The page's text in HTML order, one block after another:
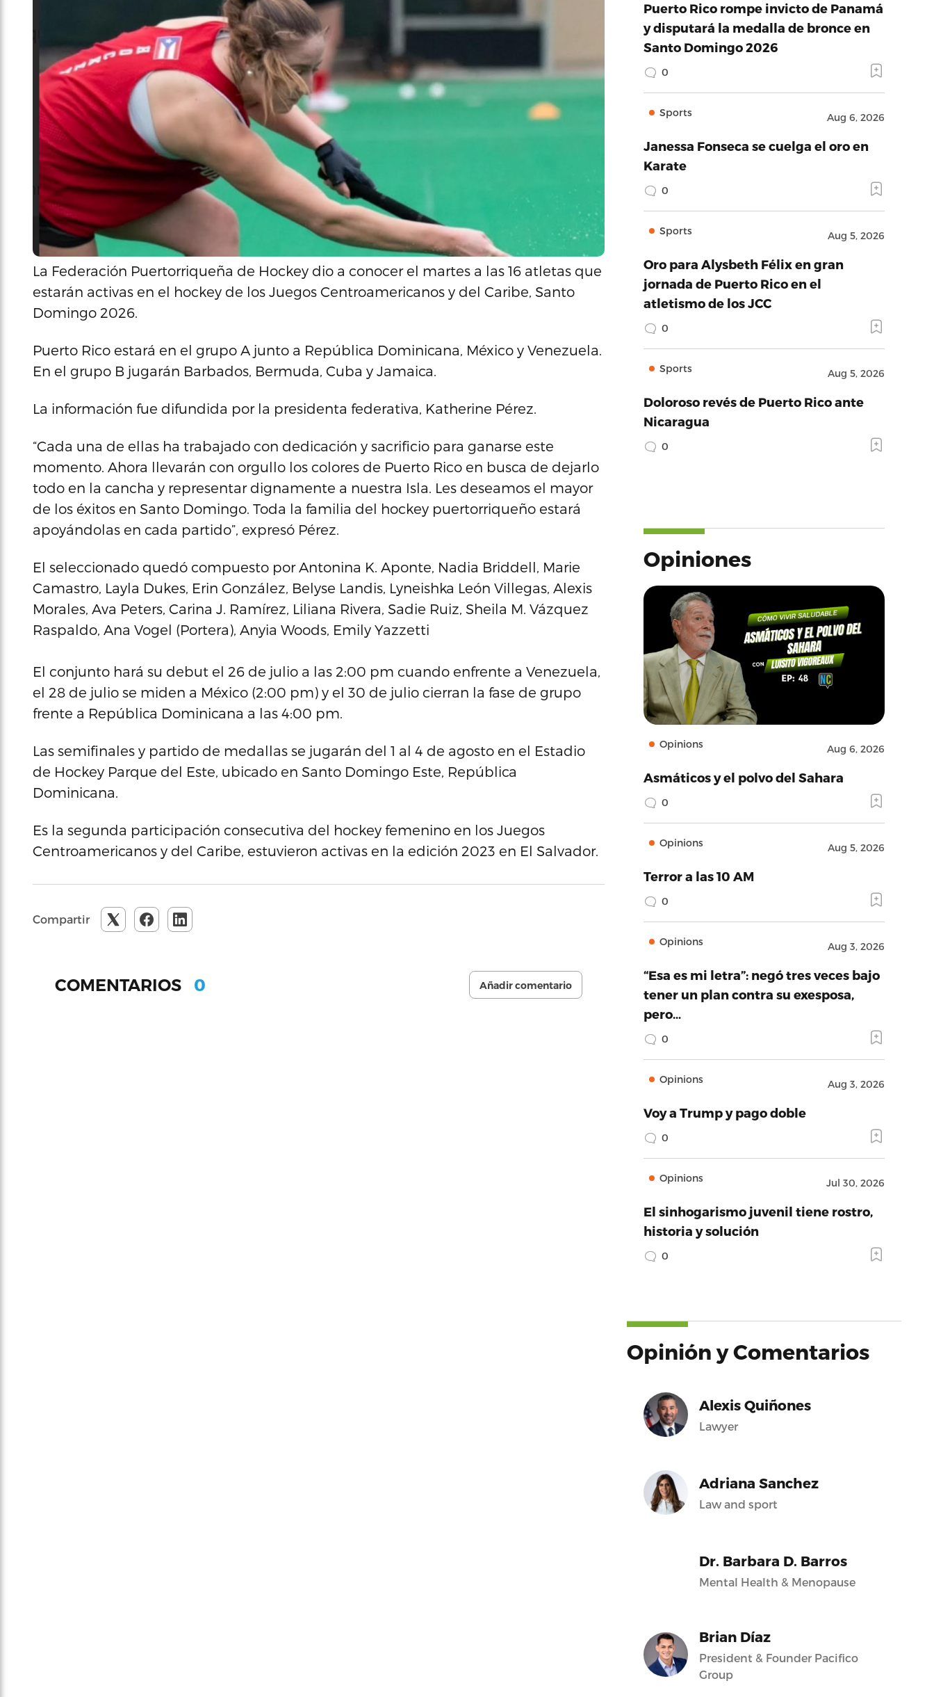
La Federación Puertorriqueña de Hockey dio a conocer el martes a las 16 atletas que
estarán activas en el hockey de los Juegos Centroamericanos y del Caribe, Santo
Domingo 2026.
Puerto Rico estará en el grupo A junto a República Dominicana, México y Venezuela.
En el grupo B jugarán Barbados, Bermuda, Cuba y Jamaica.
La información fue difundida por la presidenta federativa, Katherine Pérez.
“Cada una de ellas ha trabajado con dedicación y sacrificio para ganarse este
momento. Ahora llevarán con orgullo los colores de Puerto Rico en busca de dejarlo
todo en la cancha y representar dignamente a nuestra Isla. Les deseamos el mayor
de los éxitos en Santo Domingo. Toda la familia del hockey puertorriqueño estará
apoyándolas en cada partido”, expresó Pérez.
El seleccionado quedó compuesto por Antonina K. Aponte, Nadia Briddell, Marie
Camastro, Layla Dukes, Erin González, Belyse Landis, Lyneishka León Villegas, Alexis
Morales, Ava Peters, Carina J. Ramírez, Liliana Rivera, Sadie Ruiz, Sheila M. Vázquez
Raspaldo, Ana Vogel (Portera), Anyia Woods, Emily Yazzetti
El conjunto hará su debut el 26 de julio a las 2:00 pm cuando enfrente a Venezuela,
el 28 de julio se miden a México (2:00 pm) y el 30 de julio cierran la fase de grupo
frente a República Dominicana a las 4:00 pm.
Las semifinales y partido de medallas se jugarán del 1 al 4 de agosto en el Estadio
de Hockey Parque del Este, ubicado en Santo Domingo Este, República
Dominicana.
Es la segunda participación consecutiva del hockey femenino en los Juegos
Centroamericanos y del Caribe, estuvieron activas en la edición 2023 en El Salvador.
Compartir
COMENTARIOS 0 Añadir comentario
Puerto Rico rompe invicto de Panamá
y disputará la medalla de bronce en
Santo Domingo 2026
0
Sports Aug 6, 2026
Janessa Fonseca se cuelga el oro en
Karate
0
Sports Aug 5, 2026
Oro para Alysbeth Félix en gran
jornada de Puerto Rico en el
atletismo de los JCC
0
Sports Aug 5, 2026
Doloroso revés de Puerto Rico ante
Nicaragua
0
Opiniones
Opinions Aug 6, 2026
Asmáticos y el polvo del Sahara
0
Opinions Aug 5, 2026
Terror a las 10 AM
0
Opinions Aug 3, 2026
“Esa es mi letra”: negó tres veces bajo
tener un plan contra su exesposa,
pero…
0
Opinions Aug 3, 2026
Voy a Trump y pago doble
0
Opinions Jul 30, 2026
El sinhogarismo juvenil tiene rostro,
historia y solución
0
Opinión y Comentarios
Alexis Quiñones
Lawyer
Adriana Sanchez
Law and sport
Dr. Barbara D. Barros
Mental Health & Menopause
Brian Díaz
President & Founder Pacifico
Group